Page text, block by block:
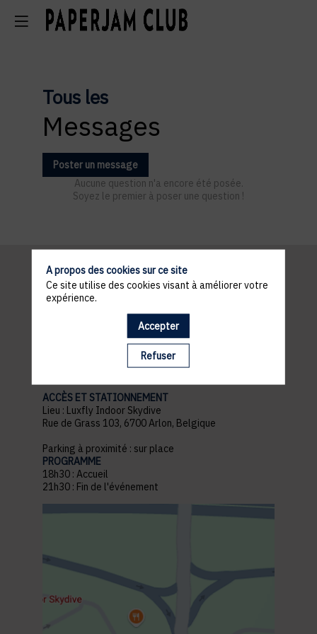
Tous les
Messages
Poster un message
Aucune question n'a encore été posée.
Soyez le premier à poser une question !
Informations
pratiques
ACCÈS ET STATIONNEMENT
Lieu : Luxfly Indoor Skydive
Rue de Grass 103, 6700 Arlon, Belgique
Parking à proximité : sur place
PROGRAMME
18h30 : Accueil
21h30 : Fin de l'événement
A propos des cookies sur ce site
Ce site utilise des cookies visant à améliorer votre
expérience.
Accepter
Refuser